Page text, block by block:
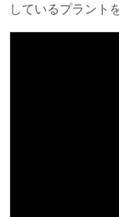
しているプラント